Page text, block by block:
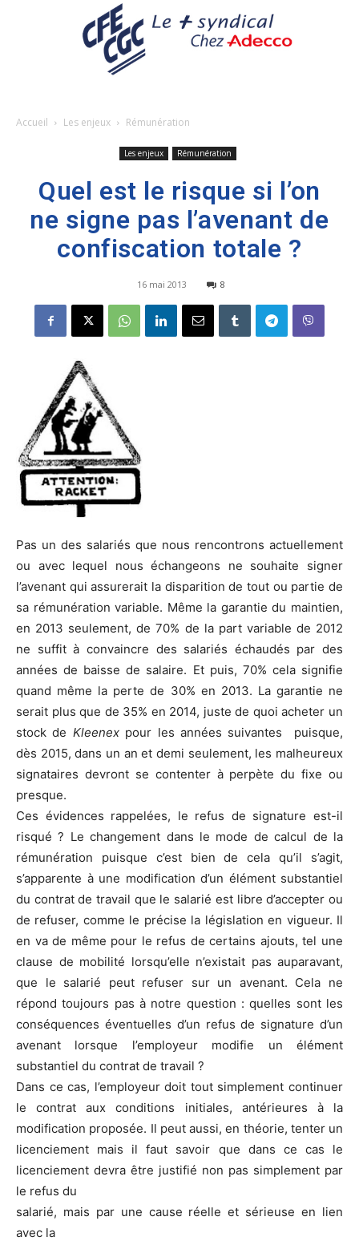
Accueil Les enjeux Rémunération
Les enjeux Rémunération
Quel est le risque si l’on
ne signe pas l’avenant de
confiscation totale ?
16 mai 2013 8
Pas un des salariés que nous rencontrons actuellement
ou avec lequel nous échangeons ne souhaite signer
l’avenant qui assurerait la disparition de tout ou partie de
sa rémunération variable. Même la garantie du maintien,
en 2013 seulement, de 70% de la part variable de 2012
ne suffit à convaincre des salariés échaudés par des
années de baisse de salaire. Et puis, 70% cela signifie
quand même la perte de 30% en 2013. La garantie ne
serait plus que de 35% en 2014, juste de quoi acheter un
stock de Kleenexpour les années suivantes puisque,
dès 2015, dans un an et demi seulement, les malheureux
signataires devront se contenter à perpète du fixe ou
presque.
Ces évidences rappelées, le refus de signature est-il
risqué ? Le changement dans le mode de calcul de la
rémunération puisque c’est bien de cela qu’il s’agit,
s’apparente à une modification d’un élément substantiel
du contrat de travail que le salarié est libre d’accepter ou
de refuser, comme le précise la législation en vigueur. Il
en va de même pour le refus de certains ajouts, tel une
clause de mobilité lorsqu’elle n’existait pas auparavant,
que le salarié peut refuser sur un avenant. Cela ne
répond toujours pas à notre question : quelles sont les
conséquences éventuelles d’un refus de signature d’un
avenant lorsque l’employeur modifie un élément
substantiel du contrat de travail ?
Dans ce cas, l’employeur doit tout simplement continuer
le contrat aux conditions initiales, antérieures à la
modification proposée. Il peut aussi, en théorie, tenter un
licenciement mais il faut savoir que dans ce cas le
licenciement devra être justifié non pas simplement par
le refus du
salarié, mais par une cause réelle et sérieuse en lien
avec la